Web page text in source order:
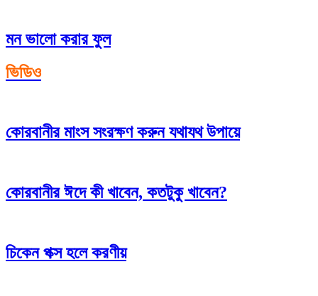
মন ভালো করার ফুল
ভিডিও
কোরবানীর মাংস সংরক্ষণ করুন যথাযথ উপায়ে
কোরবানীর ঈদে কী খাবেন, কতটুকু খাবেন?
চিকেন পক্স হলে করণীয়